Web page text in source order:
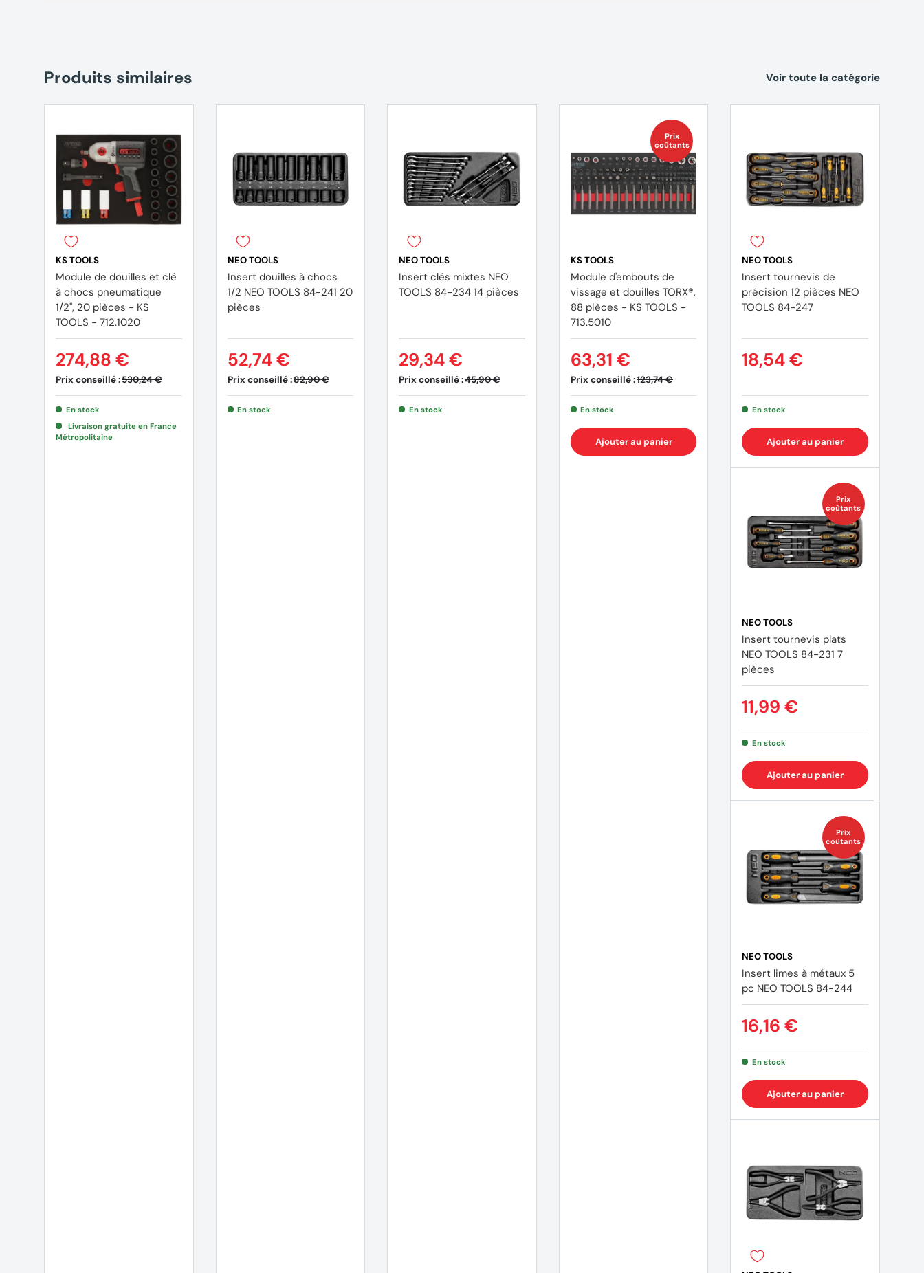
Produits similaires Voir toute la catégorie
KS TOOLS
Module de douilles et clé
à chocs pneumatique
1/2'', 20 pièces - KS
TOOLS - 712.1020
Prix conseillé :530,24 €
274,88 €
En stock
Livraison gratuite en France
Métropolitaine
NEO TOOLS
Insert douilles à chocs
1/2 NEO TOOLS 84-241 20
pièces
Prix conseillé :82,90 €
52,74 €
En stock
NEO TOOLS
Insert clés mixtes NEO
TOOLS 84-234 14 pièces
Prix conseillé :45,90 €
29,34 €
En stock
Prix
coûtants
KS TOOLS
Module d'embouts de
vissage et douilles TORX®,
88 pièces - KS TOOLS -
713.5010
Prix conseillé :123,74 €
63,31 €
En stock
Ajouter au panier
NEO TOOLS
Insert tournevis de
précision 12 pièces NEO
TOOLS 84-247
18,54 €
En stock
Ajouter au panier
Prix
coûtants
NEO TOOLS
Insert tournevis plats
NEO TOOLS 84-231 7
pièces
11,99 €
En stock
Ajouter au panier
Prix
coûtants
NEO TOOLS
Insert limes à métaux 5
pc NEO TOOLS 84-244
16,16 €
En stock
Ajouter au panier